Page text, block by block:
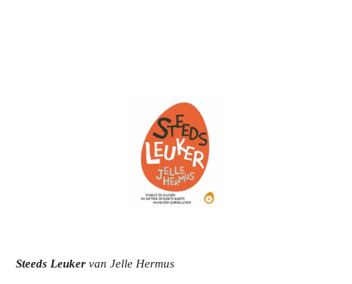
Steeds Leuker van Jelle Hermus